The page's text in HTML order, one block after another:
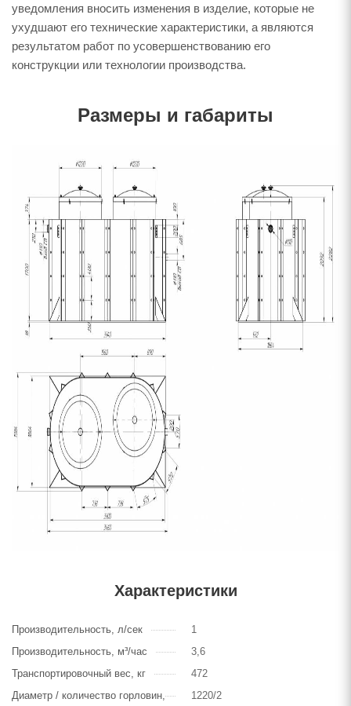
уведомления вносить изменения в изделие, которые не
ухудшают его технические характеристики, а являются
результатом работ по усовершенствованию его
конструкции или технологии производства.
Размеры и габариты
Характеристики
Производительность, л/сек
1
Производительность, м³/час
3,6
Транспортировочный вес, кг
472
Диаметр / количество горловин,
1220/2